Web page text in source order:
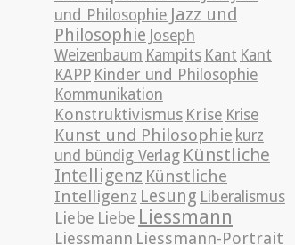
und Philosophie Jazz und
Philosophie Joseph
Weizenbaum Kampits Kant Kant
KAPP Kinder und Philosophie
Kommunikation
Konstruktivismus Krise Krise
Kunst und Philosophie kurz
und bündig Verlag Künstliche
Intelligenz Künstliche
Intelligenz Lesung Liberalismus
Liebe Liebe Liessmann
Liessmann Liessmann-Portrait